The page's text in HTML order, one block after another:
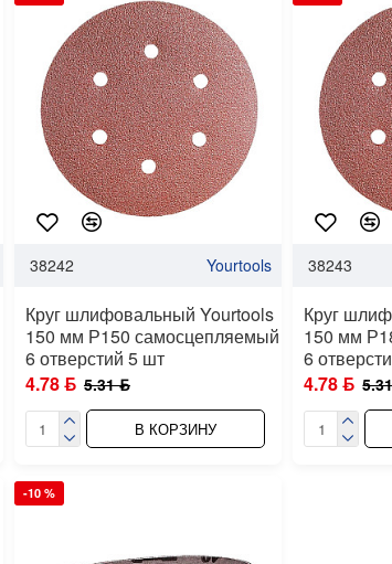
38242 Yourtools
Круг шлифовальный Yourtools
150 мм Р150 самосцепляемый
6 отверстий 5 шт
4.78 ƃ 5.31 ƃ
В КОРЗИНУ
38243
Круг
150 мм
6
4.78 ƃ
-10 %